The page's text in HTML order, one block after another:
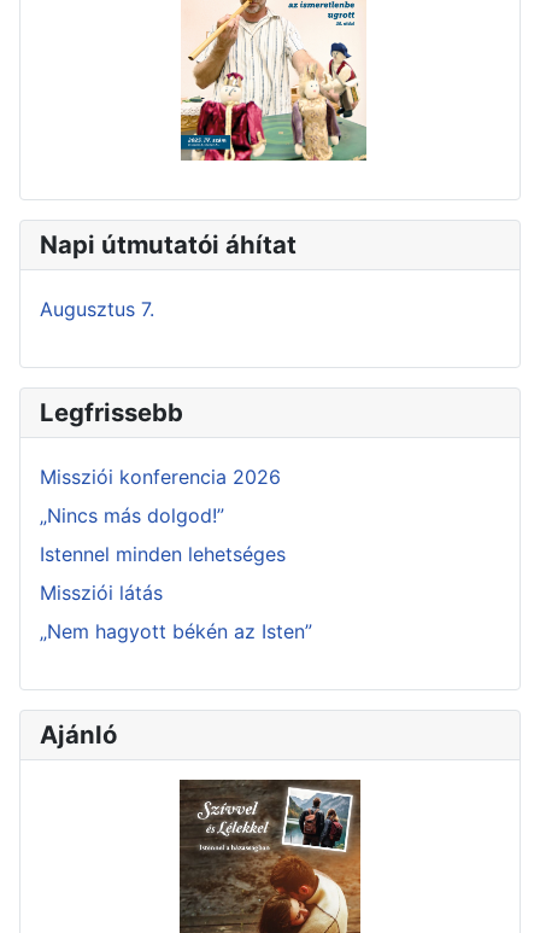
Napi útmutatói áhítat
Augusztus 7.
Legfrissebb
Missziói konferencia 2026
„Nincs más dolgod!”
Istennel minden lehetséges
Missziói látás
„Nem hagyott békén az Isten”
Ajánló